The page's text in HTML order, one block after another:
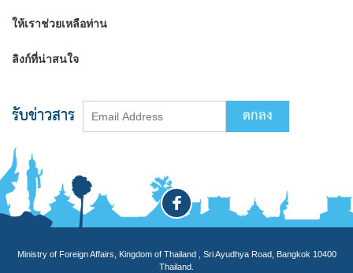
ให้เราช่วยเหลือท่าน
ลิงก์ที่น่าสนใจ
รับข่าวสาร
Ministry of Foreign Affairs, Kingdom of Thailand , Sri Ayudhya Road, Bangkok 10400
Thailand.